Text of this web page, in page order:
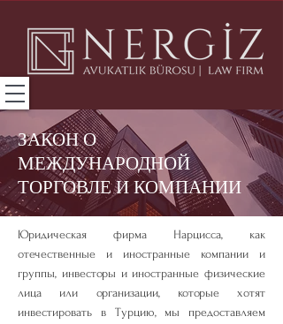
ЗАКОН О
МЕЖДУНАРОДНОЙ
ТОРГОВЛЕ И КОМПАНИИ
Юридическая фирма Нарцисса, как
отечественные и иностранные компании и
группы, инвесторы и иностранные физические
лица или организации, которые хотят
инвестировать в Турцию, мы предоставляем